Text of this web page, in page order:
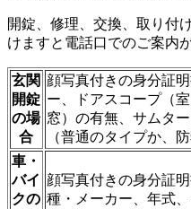
開錠、修理、交換、取り付
けますと電話口でのご案内
玄関
開錠
の場
合
顔写真付きの身分証
ー、ドアスコープ（
窓）の有無、サムタ
（普通のタイプか、
車・
バイ
クの
顔写真付きの身分証
種・メーカー、年式